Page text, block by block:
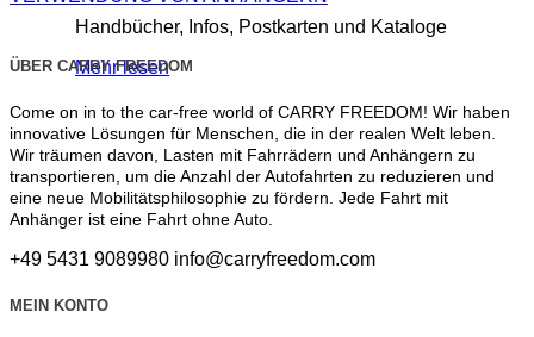
Handbücher, Infos, Postkarten und Kataloge
Mehr lesen
ÜBER CARRY FREEDOM
Come on in to the car-free world of CARRY FREEDOM! Wir haben
innovative Lösungen für Menschen, die in der realen Welt leben.
Wir träumen davon, Lasten mit Fahrrädern und Anhängern zu
transportieren, um die Anzahl der Autofahrten zu reduzieren und
eine neue Mobilitätsphilosophie zu fördern. Jede Fahrt mit
Anhänger ist eine Fahrt ohne Auto.
+49 5431 9089980 info@carryfreedom.com
MEIN KONTO